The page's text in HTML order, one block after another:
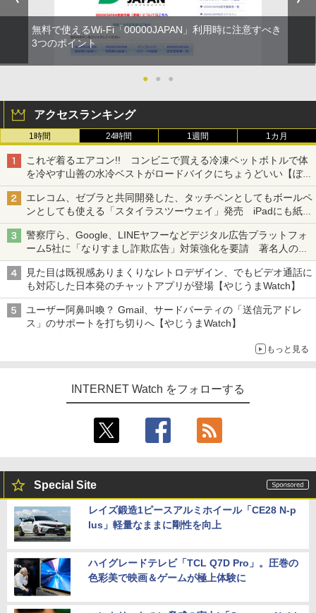
無料で使えるWi-Fi「00000JAPAN」利用時に注意すべき
3つのポイント
● ● ●
アクセスランキング
1時間 24時間 1週間 1カ月
これぞ着るエアコン!! コンビニで買える冷凍ペットボトルで体
を冷やす山善の水冷ベストがロードバイクにちょうどいい【ぼっ
ち・ざ・ろーど！その14】【空いた時間でなにしてる？】
エレコム、ゼブラと共同開発した、タッチペンとしてもボールペ
ンとしても使える「スタイラスツーウェイ」発売 iPadにも紙に
も、持ち替えずに書き込める
警察庁ら、Google、LINEヤフーなどデジタル広告プラットフォ
ーム5社に「なりすまし詐欺広告」対策強化を要請 著名人の写
真や映像を使った投資詐欺などへの対策として
見た目は既視感ありまくりなレトロデザイン、でもビデオ通話に
も対応した日本発のチャットアプリが登場【やじうまWatch】
ユーザー阿鼻叫喚？ Gmail、サードパーティの「送信元アドレ
ス」のサポートを打ち切りへ【やじうまWatch】
もっと見る
INTERNET Watch をフォローする
Special Site
レイズ鍛造1ピースアルミホイール「CE28 N-p
lus」軽量なままに剛性を向上
ハイグレードテレビ「TCL Q7D Pro」。圧巻の
色彩美で映画＆ゲームが極上体験に